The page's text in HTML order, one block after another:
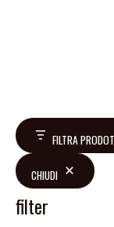
FILTRA
CHIUDI
filter